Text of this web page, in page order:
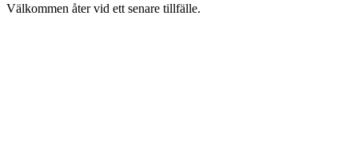
Välkommen åter vid ett senare tillfälle.